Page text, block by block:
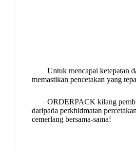
Untuk mencapai ketepatan
memastikan pencetakan yang
ORDERPACK kilang
daripada perkhidmatan
cemerlang bersama-sama!